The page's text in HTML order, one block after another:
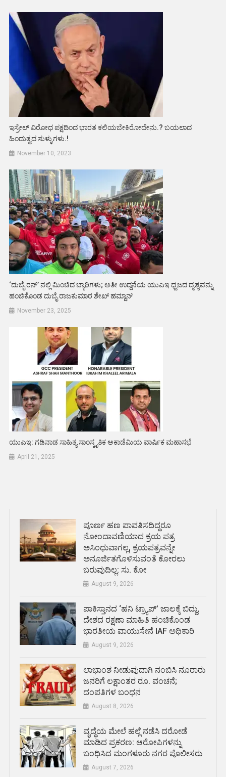
ಇಸ್ರೇಲ್ ವಿರೋಧ ಪಕ್ಷದಿಂದ ಭಾರತ ಕಲಿಯಬೇಕಿರೋದೇನು.? ಬಯಲಾದ
ಹಿಂದುತ್ವದ ಸುಳ್ಳುಗಳು.!
November 10, 2023
‘ದುಬೈ ರನ್’ ನಲ್ಲಿ ಮಿಂಚಿದ ಬ್ಯಾರಿಗಳು; ಅತೀ ಉದ್ದನೆಯ ಯುಎಇ ಧ್ವಜದ ದೃಶ್ಯವನ್ನು
ಹಂಚಿಕೊಂಡ ದುಬೈ ರಾಜಕುಮಾರ ಶೇಖ್ ಹಮ್ದಾನ್
November 23, 2025
ಯುಎಇ: ಗಡಿನಾಡ ಸಾಹಿತ್ಯ ಸಾಂಸ್ಕೃತಿಕ ಅಕಾಡೆಮಿಯ ವಾರ್ಷಿಕ ಮಹಾಸಭೆ
April 21, 2025
ಪೂರ್ಣ ಹಣ ಪಾವತಿಸದಿದ್ದರೂ
ನೋಂದಾವಣಿಯಾದ ಕ್ರಯ ಪತ್ರ
ಅಸಿಂಧುವಾಗಲ್ಲ, ಕ್ರಯಪತ್ರವನ್ನೇ
ಅನೂರ್ಜಿತಗೊಳಿಸುವಂತೆ ಕೋರಲು
ಬರುವುದಿಲ್ಲ: ಸು. ಕೋ
August 9, 2026
ಪಾಕಿಸ್ತಾನದ ‘ಹನಿ ಟ್ರ್ಯಾಪ್’ ಜಾಲಕ್ಕೆ ಬಿದ್ದು,
ದೇಶದ ರಕ್ಷಣಾ ಮಾಹಿತಿ ಹಂಚಿಕೊಂಡ
ಭಾರತೀಯ ವಾಯುಸೇನೆ IAF ಅಧಿಕಾರಿ
August 9, 2026
ಲಾಭಾಂಶ ನೀಡುವುದಾಗಿ ನಂಬಿಸಿ ನೂರಾರು
ಜನರಿಗೆ ಲಕ್ಷಾಂತರ ರೂ. ವಂಚನೆ;
ದಂಪತಿಗಳ ಬಂಧನ
August 8, 2026
ವೃದ್ಧೆಯ ಮೇಲೆ ಹಲ್ಲೆ ನಡೆಸಿ ದರೋಡೆ
ಮಾಡಿದ ಪ್ರಕರಣ: ಆರೋಪಿಗಳನ್ನು
ಬಂಧಿಸಿದ ಮಂಗಳೂರು ನಗರ ಪೊಲೀಸರು
August 7, 2026